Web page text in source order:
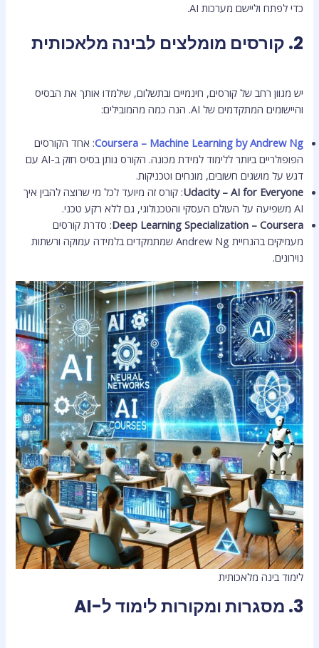
כדי לפתח וליישם מערכות AI.
2. קורסים מומלצים לבינה מלאכותית
יש מגוון רחב של קורסים, חינמיים ובתשלום, שילמדו אותך את הבסיס
והיישומים המתקדמים של AI. הנה כמה מהמובילים:
Coursera – Machine Learning by Andrew Ng: אחד הקורסים
הפופולריים ביותר ללימוד למידת מכונה. הקורס נותן בסיס חזק ב-AI עם
דגש על מושגים חשובים, מונחים וטכניקות.
Udacity – AI for Everyone: קורס זה מיועד לכל מי שרוצה להבין איך
AI משפיעה על העולם העסקי והטכנולוגי, גם ללא רקע טכני.
Deep Learning Specialization – Coursera: סדרת קורסים
מעמיקים בהנחיית Andrew Ng שמתמקדים בלמידה עמוקה ורשתות
נוירונים.
לימוד בינה מלאכותית
3. מסגרות ומקורות לימוד ל-AI